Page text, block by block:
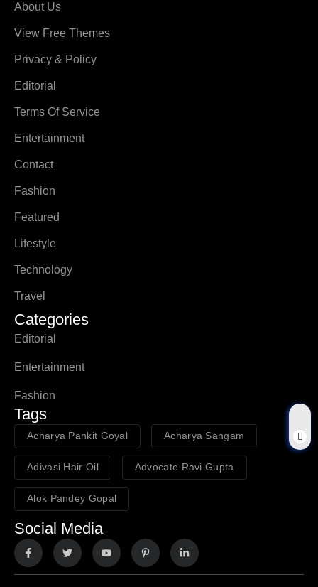
About Us
View Free Themes
Privacy & Policy
Editorial
Terms Of Service
Entertainment
Contact
Fashion
Featured
Lifestyle
Technology
Travel
Categories
Editorial
Entertainment
Fashion
Tags
Acharya Pankit Goyal Acharya Sangam
Adivasi Hair Oil Advocate Ravi Gupta
Alok Pandey Gopal
Social Media